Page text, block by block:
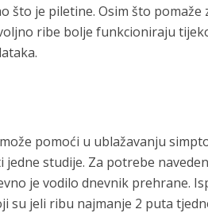
što je piletine. Osim što pomaže
ribe bolje funkcioniraju
pomoći u ublažavanju
studije. Za potrebe
je vodilo dnevnik prehrane.
su jeli ribu najmanje 2 puta